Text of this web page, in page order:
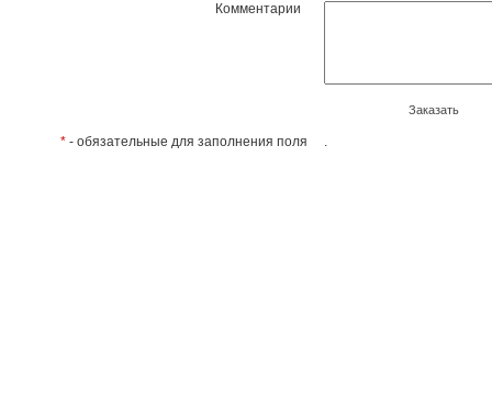
Комментарии
Заказать
* - обязательные для заполнения поля .